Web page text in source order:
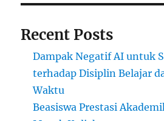
Recent Posts
Dampak Negatif AI untuk
terhadap Disiplin Belajar
Waktu
Beasiswa Prestasi